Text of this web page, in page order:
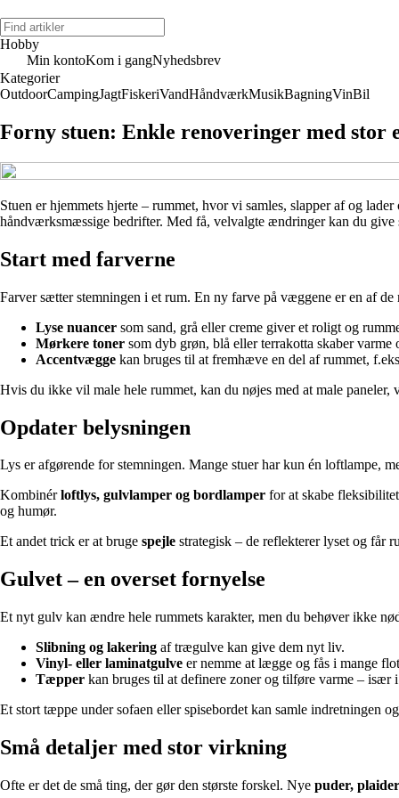
Hobby
Min kontoKom i gangNyhedsbrev
Kategorier
OutdoorCampingJagtFiskeriVandHåndværkMusikBagningVinBil
Forny stuen: Enkle renoveringer med stor
Stuen er hjemmets hjerte – rummet, hvor vi samles, slapper af og
håndværksmæssige bedrifter. Med få, velvalgte ændringer kan du
Start med farverne
Farver sætter stemningen i et rum. En ny farve på væggene er en af
Lyse nuancer som sand, grå eller creme giver et roligt og
Mørkere toner som dyb grøn, blå eller terrakotta skaber varme
Accentvægge kan bruges til at fremhæve en del af rummet,
Hvis du ikke vil male hele rummet, kan du nøjes med at male
Opdater belysningen
Lys er afgørende for stemningen. Mange stuer har kun én loftlampe,
Kombinérloftlys, gulvlamper og bordlamper for at skabe
og humør.
Et andet trick er at bruge spejle strategisk – de reflekterer lyset og får
Gulvet – en overset fornyelse
Et nyt gulv kan ændre hele rummets karakter, men du behøver ikke
Slibning og lakering af trægulve kan give dem nyt liv.
Vinyl- eller laminatgulve er nemme at lægge og fås i mange
Tæpper kan bruges til at definere zoner og tilføre varme – især
Et stort tæppe under sofaen eller spisebordet kan samle indretningen
Små detaljer med stor virkning
Ofte er det de små ting, der gør den største forskel. Nye puder,